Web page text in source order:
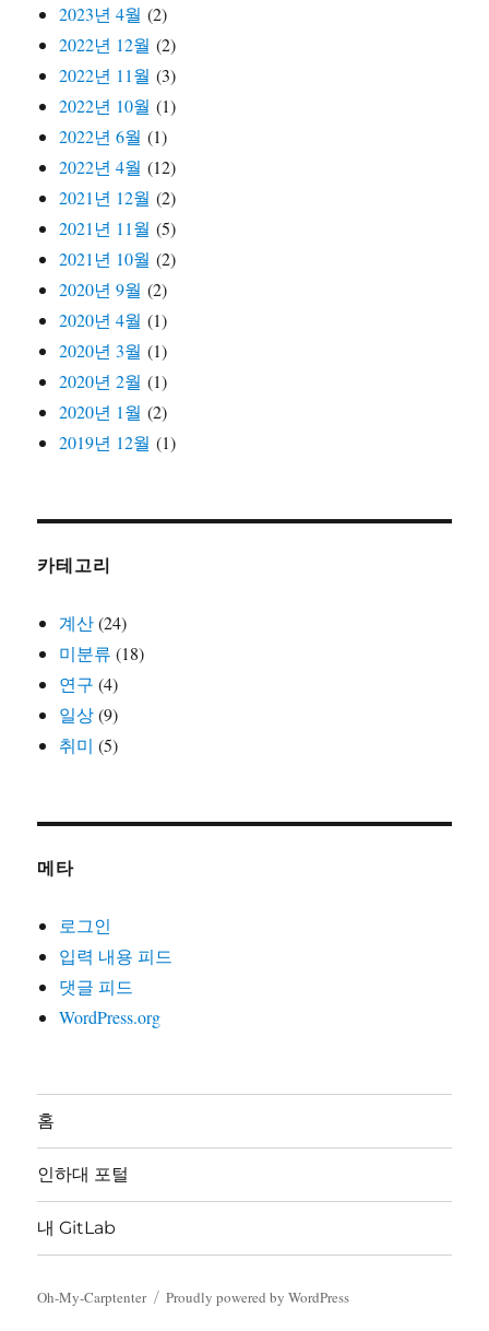
2023년 4월 (2)
2022년 12월 (2)
2022년 11월 (3)
2022년 10월 (1)
2022년 6월 (1)
2022년 4월 (12)
2021년 12월 (2)
2021년 11월 (5)
2021년 10월 (2)
2020년 9월 (2)
2020년 4월 (1)
2020년 3월 (1)
2020년 2월 (1)
2020년 1월 (2)
2019년 12월 (1)
카테고리
계산(24)
미분류 (18)
연구 (4)
일상(9)
취미 (5)
메타
로그인
입력 내용 피드
댓글 피드
WordPress.org
홈
인하대 포털
내 GitLab
Oh-My-Carptenter Proudly powered by WordPress